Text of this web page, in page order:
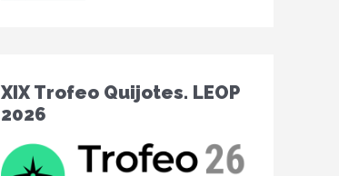
XIX Trofeo Quijotes. LEOP
2026